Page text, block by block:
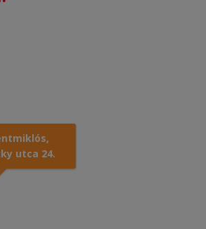
utca 24.